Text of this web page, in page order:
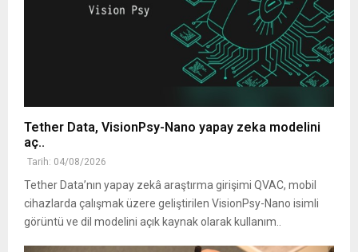
Tether Data, VisionPsy-Nano yapay zeka modelini
aç..
Tarih: 04/08/2026
Tether Data’nın yapay zekâ araştırma girişimi QVAC, mobil
cihazlarda çalışmak üzere geliştirilen VisionPsy-Nano isimli
görüntü ve dil modelini açık kaynak olarak kullanım..